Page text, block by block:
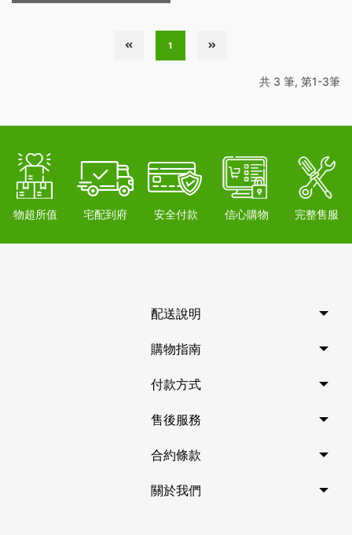
1
共 3 筆, 第1-3筆
物超所值 宅配到府 安全付款 信心購物 完整售服
配送說明
購物指南
付款方式
售後服務
合約條款
關於我們